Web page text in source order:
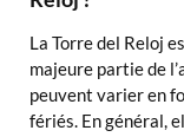
La Torre del Reloj
majeure partie de
peuvent varier en
fériés. En général,